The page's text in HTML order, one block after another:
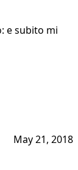
e subito mi
May 21, 2018